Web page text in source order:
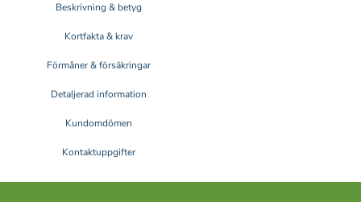
Beskrivning & betyg
Kortfakta & krav
Förmåner & försäkringar
Detaljerad information
Kundomdömen
Kontaktuppgifter